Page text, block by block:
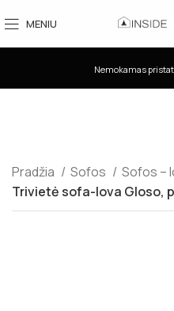
MENIU
Nemokamas
Pradžia Sofos
Sofos –
Trivietė sofa-lova Gloso,